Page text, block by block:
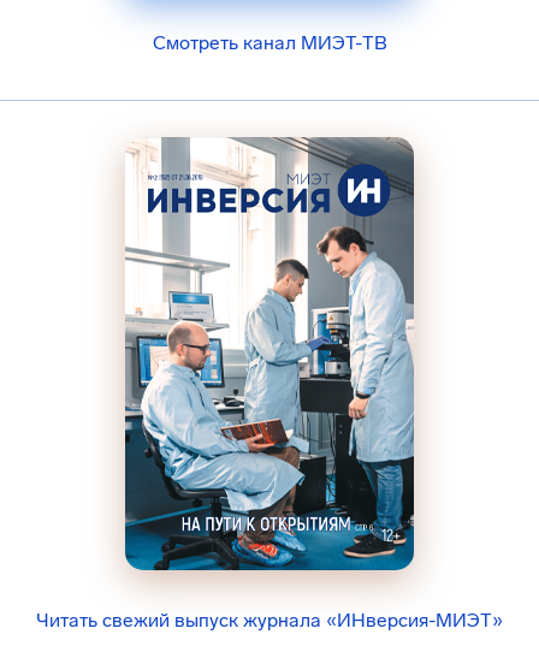
Смотреть канал МИЭТ-ТВ
Читать свежий выпуск журнала «ИНверсия-МИЭТ»